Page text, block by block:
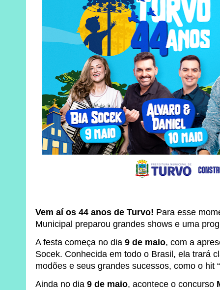
Vem aí os 44 anos de Turvo! Para esse
Municipal preparou grandes shows e uma
A festa começa no dia9 de maio, com a
Socek. Conhecida em todo o Brasil, ela trará
modões e seus grandes sucessos, como o hit
Ainda no dia9 de maio, acontece o concurso